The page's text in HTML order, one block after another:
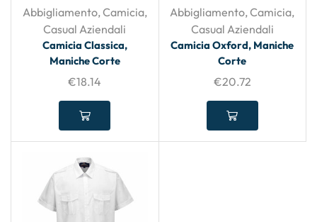
Abbigliamento, Camicia,
Casual Aziendali
Camicia Classica,
Maniche Corte
€18.14
Abbigliamento,Camicia,
Casual Aziendali
Camicia Oxford, Maniche
Corte
€20.72